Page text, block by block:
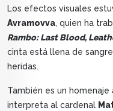
Los efectos visuales
Avramovva, quien ha
Rambo: Last Blood,
cinta está llena de
heridas.
También es un
interpreta al cardenal